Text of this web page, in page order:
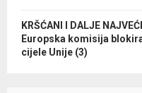
KRŠĆANI I DALJE
Europska komisija
cijele Unije (3)